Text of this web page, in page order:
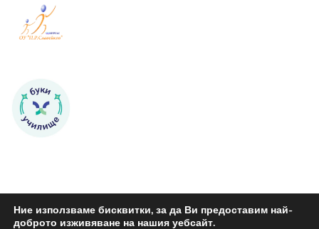
Ние използваме бисквитки, за да Ви предоставим най-
доброто изживяване на нашия уебсайт.